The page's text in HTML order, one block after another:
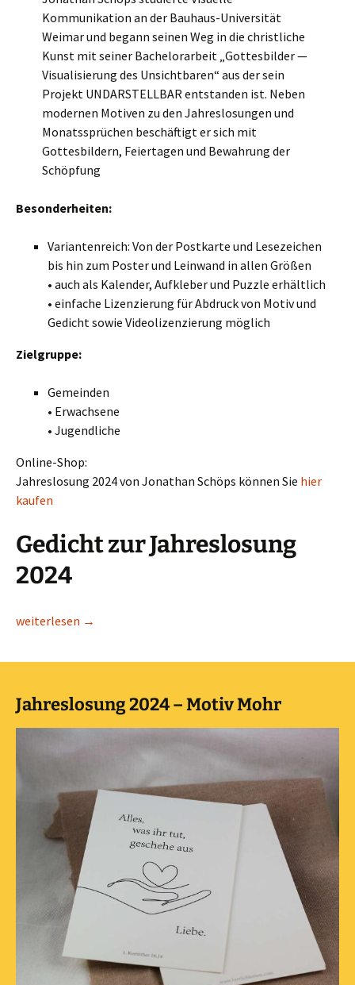
Kommunikation an der Bauhaus-Universität
Weimar und begann seinen Weg in die christliche
Kunst mit seiner Bachelorarbeit „Gottesbilder —
Visualisierung des Unsichtbaren“ aus der sein
Projekt UNDARSTELLBAR entstanden ist. Neben
modernen Motiven zu den Jahreslosungen und
Monatssprüchen beschäftigt er sich mit
Gottesbildern, Feiertagen und Bewahrung der
Schöpfung
Besonderheiten:
Variantenreich: Von der Postkarte und Lesezeichen
bis hin zum Poster und Leinwand in allen Größen
• auch als Kalender, Aufkleber und Puzzle erhältlich
• einfache Lizenzierung für Abdruck von Motiv und
Gedicht sowie Videolizenzierung möglich
Zielgruppe:
Gemeinden
• Erwachsene
• Jugendliche
Online-Shop:
Jahreslosung 2024 von Jonathan Schöps können Sie hier
kaufen
Gedicht zur Jahreslosung
2024
Jahreslosung 2024 – Motiv Schöps
weiterlesen →
Jahreslosung 2024 – Motiv Mohr